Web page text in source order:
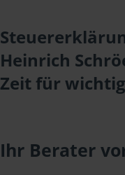
Heinrich
Zeit für
Ihr Berater